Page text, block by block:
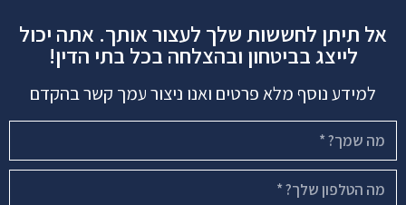
אל תיתן לחששות שלך לעצור אותך. אתה יכול
לייצג בביטחון ובהצלחה בכל בתי הדין!
למידע נוסף מלא פרטים ואנו ניצור עמך קשר בהקדם